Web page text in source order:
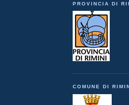
PROVINCIA DI
COMUNE DI